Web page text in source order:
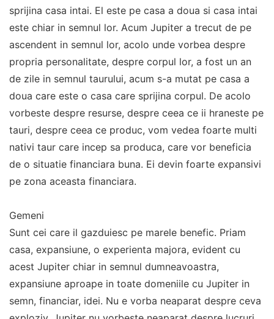
sprijina casa intai. El este pe casa a doua si casa intai
este chiar in semnul lor. Acum Jupiter a trecut de pe
ascendent in semnul lor, acolo unde vorbea despre
propria personalitate, despre corpul lor, a fost un an
de zile in semnul taurului, acum s-a mutat pe casa a
doua care este o casa care sprijina corpul. De acolo
vorbeste despre resurse, despre ceea ce ii hraneste pe
tauri, despre ceea ce produc, vom vedea foarte multi
nativi taur care incep sa produca, care vor beneficia
de o situatie financiara buna. Ei devin foarte expansivi
pe zona aceasta financiara.
Gemeni
Sunt cei care il gazduiesc pe marele benefic. Priam
casa, expansiune, o experienta majora, evident cu
acest Jupiter chiar in semnul dumneavoastra,
expansiune aproape in toate domeniile cu Jupiter in
semn, financiar, idei. Nu e vorba neaparat despre ceva